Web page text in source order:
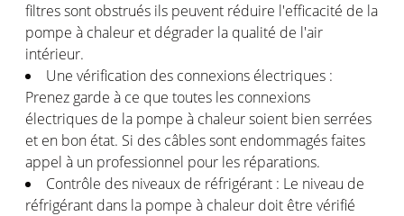
filtres sont obstrués ils peuvent réduire l'efficacité de la
pompe à chaleur et dégrader la qualité de l'air
intérieur.
Une vérification des connexions électriques :
Prenez garde à ce que toutes les connexions
électriques de la pompe à chaleur soient bien serrées
et en bon état. Si des câbles sont endommagés faites
appel à un professionnel pour les réparations.
Contrôle des niveaux de réfrigérant : Le niveau de
réfrigérant dans la pompe à chaleur doit être vérifié